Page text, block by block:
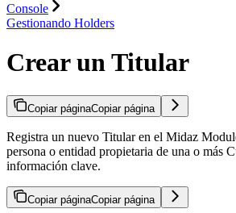
Console
Gestionando Holders
Crear un Titular
Copiar páginaCopiar página
Registra un nuevo Titular en el Midaz
persona o entidad propietaria de una o más
información clave.
Copiar páginaCopiar página